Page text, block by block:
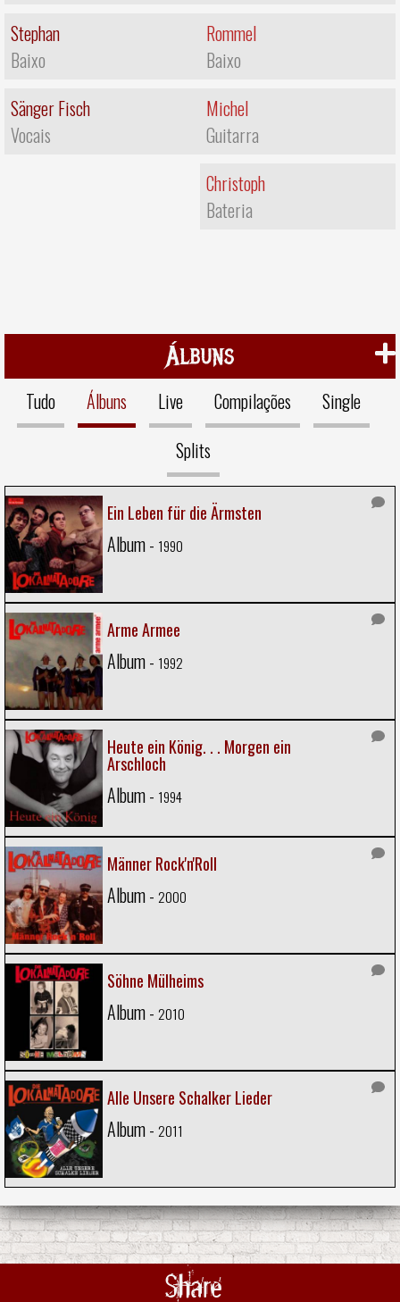
Stephan
Baixo
Sänger Fisch
Vocais
Rommel
Baixo
Michel
Guitarra
Christoph
Bateria
Álbuns
Tudo Álbuns Live Compilações
Single
Splits
Ein Leben für die Ärmsten
Album - 1990
Arme Armee
Album - 1992
Heute ein König. . . Morgen ein
Arschloch
Album - 1994
Männer Rock'n'Roll
Album - 2000
Söhne Mülheims
Album - 2010
Alle Unsere Schalker Lieder
Album - 2011
Share